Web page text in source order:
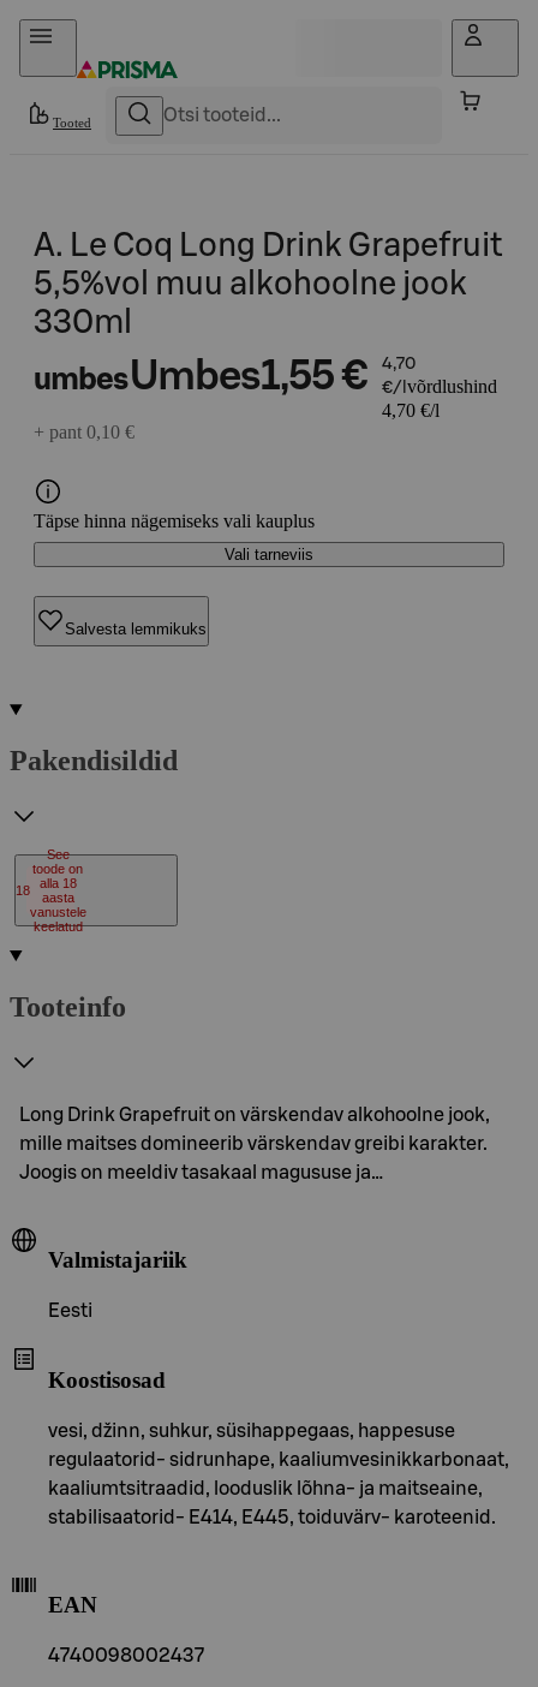
Otse sisu juurde
Tooted
A. Le Coq Long Drink Grapefruit
5,5%vol muu alkohoolne jook
330ml
umbesUmbes1,55 €
4,70
€/l võrdlushind
4,70 €/l
+ pant 0,10 €
Täpse hinna nägemiseks vali kauplus
Vali tarneviis
Salvesta lemmikuks
Pakendisildid
18
See
toode on
alla 18
aasta
vanustele
keelatud
Tooteinfo
Long Drink Grapefruit on värskendav alkohoolne jook,
mille maitses domineerib värskendav greibi karakter.
Joogis on meeldiv tasakaal magususe ja…
Valmistajariik
Eesti
Koostisosad
vesi, džinn, suhkur, süsihappegaas, happesuse
regulaatorid- sidrunhape, kaaliumvesinikkarbonaat,
kaaliumtsitraadid, looduslik lõhna- ja maitseaine,
stabilisaatorid- E414, E445, toiduvärv- karoteenid.
EAN
4740098002437